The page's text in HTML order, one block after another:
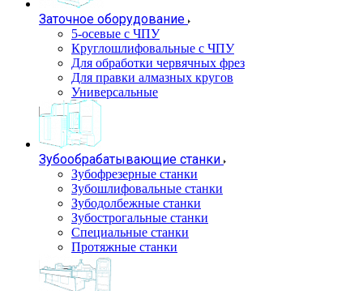
Заточное оборудование
5-осевые с ЧПУ
Круглошлифовальные с ЧПУ
Для обработки червячных фрез
Для правки алмазных кругов
Универсальные
Зубообрабатывающие станки
Зубофрезерные станки
Зубошлифовальные станки
Зубодолбежные станки
Зубострогальные станки
Специальные станки
Протяжные станки